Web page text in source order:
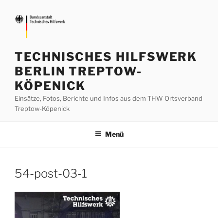
Inhalt
springen
TECHNISCHES HILFSWERK
BERLIN TREPTOW-
KÖPENICK
Einsätze, Fotos, Berichte und Infos aus dem THW Ortsverband
Treptow-Köpenick
Menü
54-post-03-1